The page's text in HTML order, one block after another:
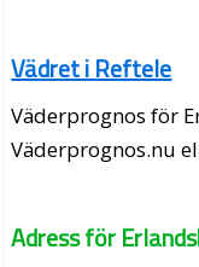
Vädret i Reftele
Väderprognos för
Väderprognos.nu
Adress för